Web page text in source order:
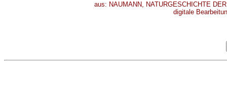
aus: NAUMANN, NATURGESCHICHTE
digitale